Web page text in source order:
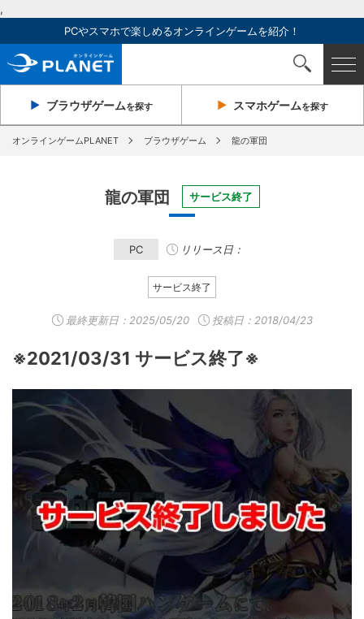
,
PCやスマホで楽しめるオンラインゲームを紹介！
ブラウザゲームを探す スマホゲームを探す
オンラインゲームPLANET ブラウザゲーム 龍の軍団
龍の軍団 サービス終了
PC リリース日：
サービス終了
最終更新日： 2025/05/20 投稿日：2018/04/23
※2021/03/31 サービス終了※